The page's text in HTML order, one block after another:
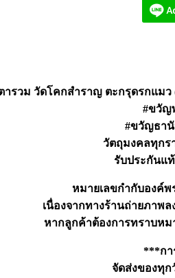
ารวม วัดโคกสำราญ ตะกรุดรกแมว
#ขวัญ
#ขวัญธานั
วัตถุมงคลทุกร
รับประกันแ
หมายเลขกำกับองค์พ
เนื่องจากทางร้านถ่ายภาพล
หากลูกค้าต้องการทราบหม
***กา
จัดส่งของทุก